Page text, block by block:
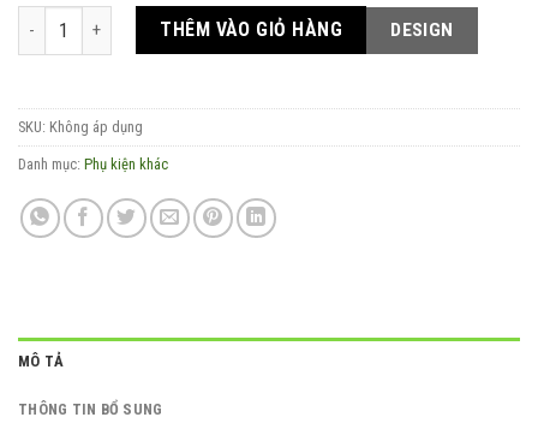
Vé Bạc - Gói trải nghiệm không gian văn hóa Bắc Bộ số lượng
THÊM VÀO GIỎ HÀNG DESIGN
SKU: Không áp dụng
Danh mục: Phụ kiện khác
MÔ TẢ
THÔNG TIN BỔ SUNG